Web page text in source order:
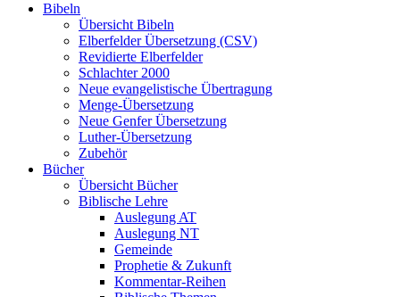
Bibeln
Übersicht Bibeln
Elberfelder Übersetzung (CSV)
Revidierte Elberfelder
Schlachter 2000
Neue evangelistische Übertragung
Menge-Übersetzung
Neue Genfer Übersetzung
Luther-Übersetzung
Zubehör
Bücher
Übersicht Bücher
Biblische Lehre
Auslegung AT
Auslegung NT
Gemeinde
Prophetie & Zukunft
Kommentar-Reihen